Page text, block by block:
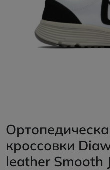
кроссовки
leather Smooth